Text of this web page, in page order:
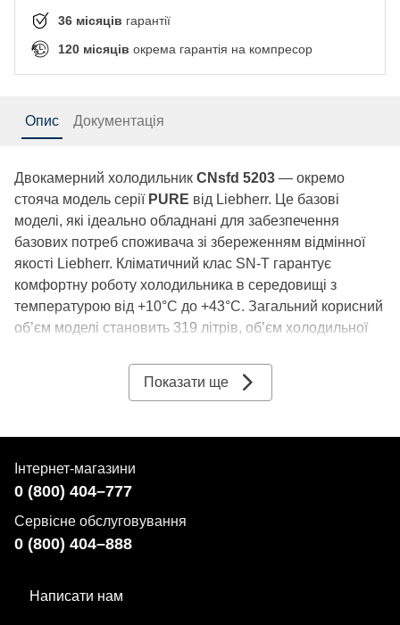
36 місяців гарантії
120 місяців окрема гарантія на компресор
Опис Документація
Двокамерний холодильник CNsfd 5203 — окремо
стояча модель серії PURE від Liebherr. Це базові
моделі, які ідеально обладнані для забезпечення
базових потреб споживача зі збереженням відмінної
якості Liebherr. Кліматичний клас SN-T гарантує
комфортну роботу холодильника в середовищі з
температурою від +10°C до +43°C. Загальний корисний
об’єм моделі становить 319 літрів, об’єм холодильної
пристрій легко задовольнить потреби великої сім’ї, що
зберігає та заморожує багато продуктів. Пристрій
електромережі.
Технології
NoFrost
Показати ще
Інтернет-магазини
0 (800) 404–777
Сервісне обслуговування
0 (800) 404–888
Написати нам